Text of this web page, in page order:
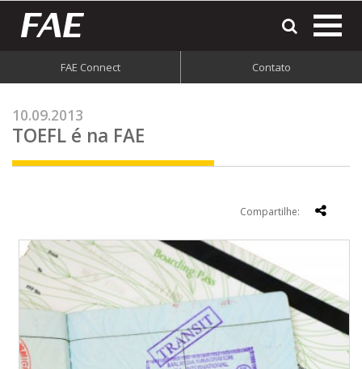
FAE Connect Contato
10.09.2013
TOEFL é na FAE
Compartilhe: